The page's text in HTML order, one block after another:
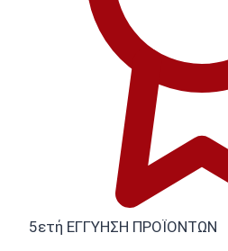
5ετή ΕΓΓΥΗΣΗ ΠΡΟΪΟΝΤΩΝ